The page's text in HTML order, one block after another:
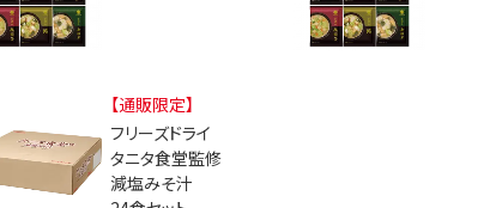
【通販限定】
フリーズドライ
タニタ食堂監修
減塩みそ汁